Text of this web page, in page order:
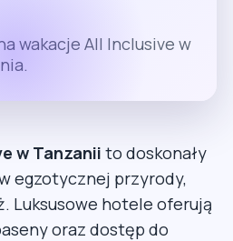
wakacje All Inclusive w
w Tanzanii to doskonały
egzotycznej przyrody,
Luksusowe hotele oferują
oraz dostęp do